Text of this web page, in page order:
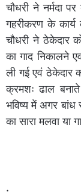
चौधरी ने नर्मदा
गहरीकरण के कार्य
चौधरी ने ठेकेदार
का गाद निकालने
ली गई एवं
क्रमशः ढाल
भविष्य में अगर
का सारा मलवा या
.